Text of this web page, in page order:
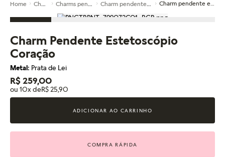
Home Charm pendente de prata
Charm Pendente Estetoscópio
Coração
Metal: Prata de Lei
R$ 259,00
ou 10x deR$ 25,90
ADICIONAR AO CARRINHO
COMPRA RÁPIDA